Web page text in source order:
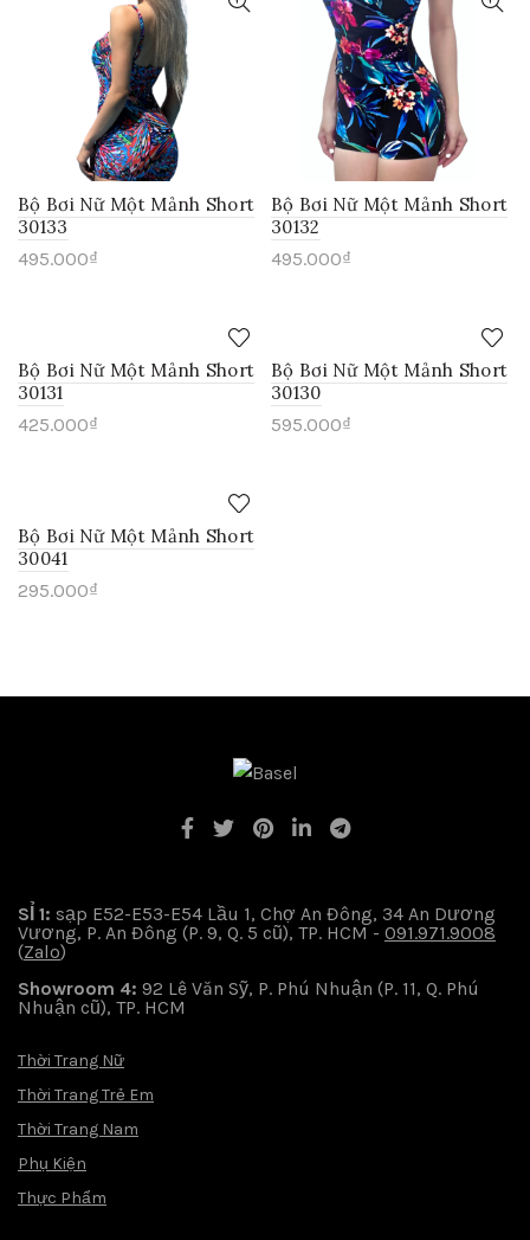
Bộ Bơi Nữ Một Mảnh Short
30133
495.000₫
Bộ Bơi Nữ Một Mảnh Short
30132
495.000₫
Bộ Bơi Nữ Một Mảnh Short
30131
425.000₫
Bộ Bơi Nữ Một Mảnh Short
30130
595.000₫
Bộ Bơi Nữ Một Mảnh Short
30041
295.000₫
SỈ 1: sạp E52-E53-E54 Lầu 1, Chợ An Đông, 34 An Dương
Vương, P. An Đông (P. 9, Q. 5 cũ), TP. HCM - 091.971.9008
(Zalo)
Showroom 4: 92 Lê Văn Sỹ, P. Phú Nhuận (P. 11, Q. Phú
Nhuận cũ), TP. HCM
Thời Trang Nữ
Thời Trang Trẻ Em
Thời Trang Nam
Phụ Kiện
Thực Phẩm